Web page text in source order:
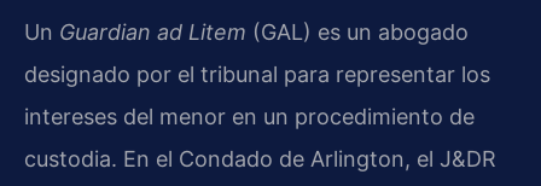
Un Guardian ad Litem (GAL) es un abogado
designado por el tribunal para representar los
intereses del menor en un procedimiento de
custodia. En el Condado de Arlington, el J&DR